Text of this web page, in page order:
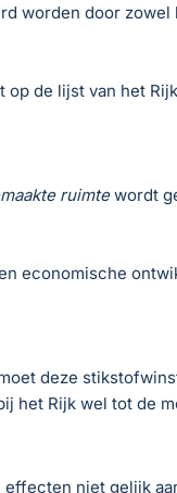
worden door zowel
de lijst van het
ruimtewordt
economische
deze
het Rijk wel tot de
niet gelijk